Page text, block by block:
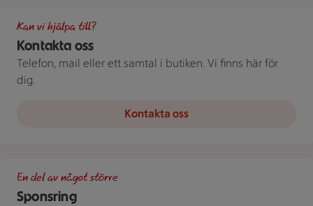
Kontakta oss
Kan vi hjälpa till?
Telefon, mail eller ett samtal i butiken. Vi finns här för
dig.
Kontakta oss
Sponsring
En del av något större